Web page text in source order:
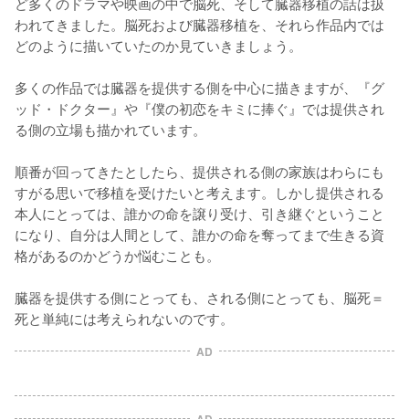
われてきました。脳死および臓器移植を、それら作品内では
どのように描いていたのか見ていきましょう。
多くの作品では臓器を提供する側を中心に描きますが、『グ
ッド・ドクター』や『僕の初恋をキミに捧ぐ』では提供され
る側の立場も描かれています。
順番が回ってきたとしたら、提供される側の家族はわらにも
すがる思いで移植を受けたいと考えます。しかし提供される
本人にとっては、誰かの命を譲り受け、引き継ぐということ
になり、自分は人間として、誰かの命を奪ってまで生きる資
格があるのかどうか悩むことも。
臓器を提供する側にとっても、される側にとっても、脳死＝
死と単純には考えられないのです。
AD